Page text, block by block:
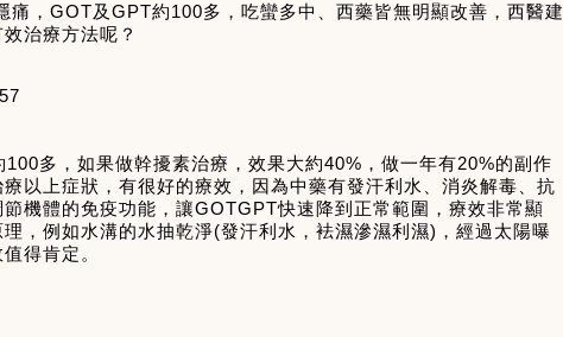
痛， GOT及 GPT約100多，吃蠻多中、西藥皆無明顯改善，西醫建
治療方法呢？
57
100多，如果做幹擾素治療，效果大約40% ，做一年有20%的副作
以上症狀，有很好的療效，因為中藥有發汗利水、消炎解毒、抗
機體的免疫功能，讓GOTGPT快速降到正常範圍，療效非常顯
，例如水溝的水抽乾淨(發汗利水，袪濕滲濕利濕) ，經過太陽曝
得肯定。